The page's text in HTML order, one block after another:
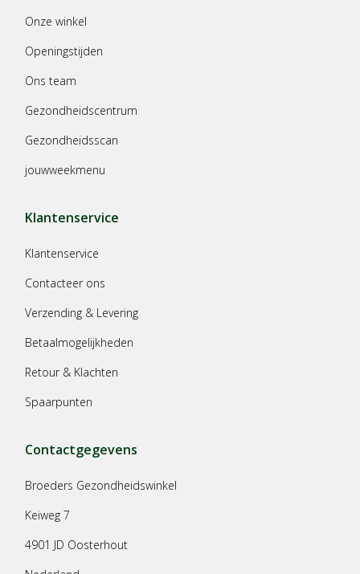
Onze winkel
Openingstijden
Ons team
Gezondheidscentrum
Gezondheidsscan
jouwweekmenu
Klantenservice
Klantenservice
Contacteer ons
Verzending & Levering
Betaalmogelijkheden
Retour & Klachten
Spaarpunten
Contactgegevens
Broeders Gezondheidswinkel
Keiweg 7
4901 JD Oosterhout